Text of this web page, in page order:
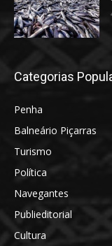
Categorias
Penha
Balneário Piçarras
Turismo
Política
Navegantes
Publieditorial
Cultura